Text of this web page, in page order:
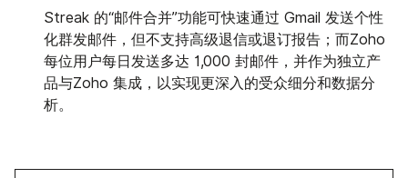
Streak 的“邮件合并”功能可快速通过 Gmail 发送个性
化群发邮件，但不支持高级退信或退订报告；而Zoho
每位用户每日发送多达 1,000 封邮件，并作为独立产
品与Zoho 集成，以实现更深入的受众细分和数据分
析。